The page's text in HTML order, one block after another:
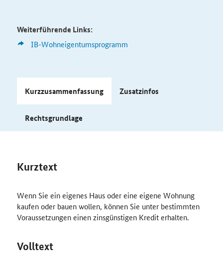
Weiterführende Links:
IB-Wohneigentumsprogramm
Kurzzusammenfassung Zusatzinfos
Rechtsgrundlage
Kurztext
Wenn Sie ein eigenes Haus oder eine eigene Wohnung
kaufen oder bauen wollen, können Sie unter bestimmten
Voraussetzungen einen zinsgünstigen Kredit erhalten.
Volltext